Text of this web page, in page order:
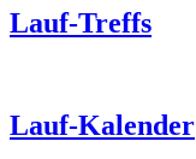
Lauf-Treffs
Lauf-Kalender